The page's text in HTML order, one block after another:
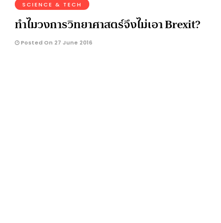
SCIENCE & TECH
ทำไมวงการวิทยาศาสตร์จึงไม่เอา Brexit?
Posted On 27 June 2016